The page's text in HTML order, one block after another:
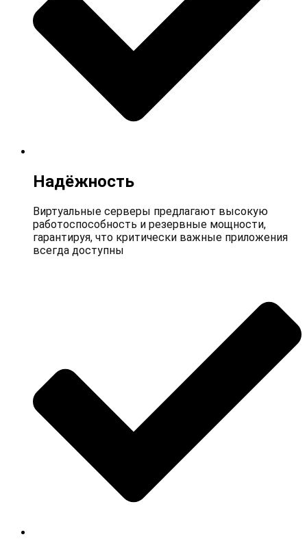
Надёжность
Виртуальные серверы предлагают высокую
работоспособность и резервные мощности,
гарантируя, что критически важные приложения
всегда доступны